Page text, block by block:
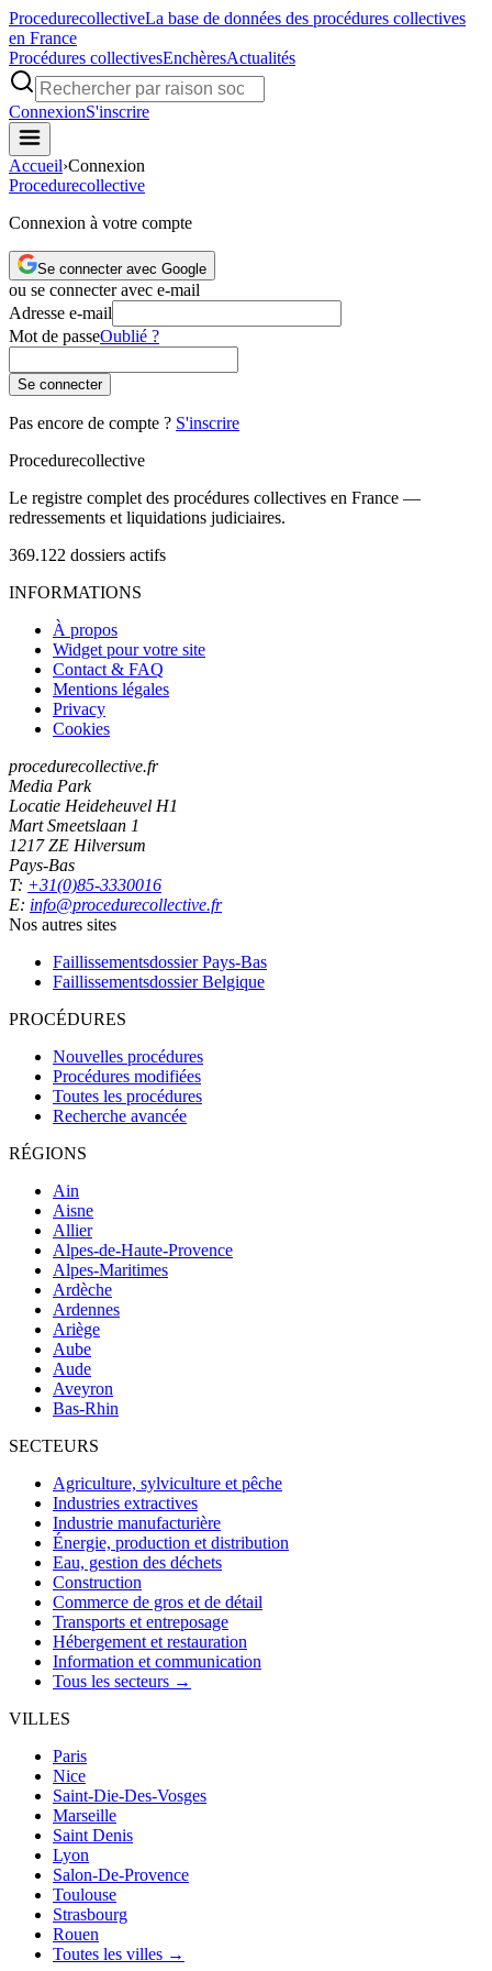
ProcedurecollectiveLa base de données des procédures collectives
en France
Procédures collectivesEnchèresActualités
ConnexionS'inscrire
Accueil›Connexion
Procedurecollective
Connexion à votre compte
Se connecter avec Google
ou se connecter avec e-mail
Adresse e-mail
Mot de passeOublié ?
Se connecter
Pas encore de compte ? S'inscrire
Procedurecollective
Le registre complet des procédures collectives en France —
redressements et liquidations judiciaires.
369.122 dossiers actifs
INFORMATIONS
À propos
Widget pour votre site
Contact & FAQ
Mentions légales
Privacy
Cookies
procedurecollective.fr
Media Park
Locatie Heideheuvel H1
Mart Smeetslaan 1
1217 ZE Hilversum
Pays-Bas
T: +31(0)85-3330016
E: info@procedurecollective.fr
Nos autres sites
Faillissementsdossier Pays-Bas
Faillissementsdossier Belgique
PROCÉDURES
Nouvelles procédures
Procédures modifiées
Toutes les procédures
Recherche avancée
RÉGIONS
Ain
Aisne
Allier
Alpes-de-Haute-Provence
Alpes-Maritimes
Ardèche
Ardennes
Ariège
Aube
Aude
Aveyron
Bas-Rhin
SECTEURS
Agriculture, sylviculture et pêche
Industries extractives
Industrie manufacturière
Énergie, production et distribution
Eau, gestion des déchets
Construction
Commerce de gros et de détail
Transports et entreposage
Hébergement et restauration
Information et communication
Tous les secteurs →
VILLES
Paris
Nice
Saint-Die-Des-Vosges
Marseille
Saint Denis
Lyon
Salon-De-Provence
Toulouse
Strasbourg
Rouen
Toutes les villes →